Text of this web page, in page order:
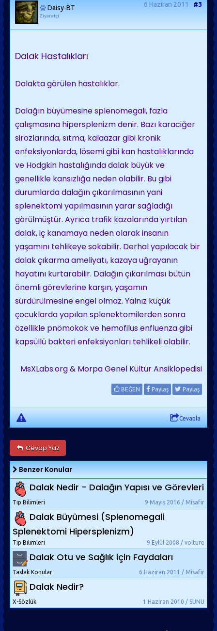
Daisy-BT
Ziyaretçi
6 Haziran 2011 #3
Dalak Hastalıkları
Dalakta görülen hastalıklar.
Dalağın büyümesine splenomegali, fazla
çalışmasına hipersplenizm denir. Bazı karaciğer
sirozlarında, sıtma, kalaazar gibi kronik
enfeksiyonlarda, lösemi gibi kan hastalıklarında
ve Hodgkin hastalığında dalak büyük ve
genellikle kansızlığa neden olabilir. Bu gibi
durumlarda dalağın çıkarılmasının yani
splenektomi yapılmasının yarar sağladığı
görülmüştür. Ayrıca trafik kazalarında yırtılan
dalak, iç kanamaya neden olarak insanın
yaşamını tehlikeye sokabilir. Derhal yapılacak bir
dalak çıkarma ameliyatı, kazaya uğrayanın
hayatını kurtarabilir. Dalağın çıkarılması bütün
önemli görevlerine karşın, yaşamın
sürdürülmesine engel olmaz. Yalnız küçük
çocuklarda yapılan splenektomilerden sonra
özellikle pnömokok ve hemofilus enfluenza gibi
kapsüllü bakteri enfeksiyonları tehlikeli olabilir.
MsXLabs.org & Morpa Genel Kültür Ansiklopedisi
BEĞEN Paylaş Paylaş
Cevapla
Cevap Yaz
Benzer Konular
Dalak Nedir - Dalağın Yapısı ve Görevleri
9 Mayıs 2016 / Misafir
Tıp Bilimleri
Dalak Büyümesi (Splenomegali
Splenektomi Hipersplenizm)
9 Eylül 2008 / volture
Tıp Bilimleri
Dalak Otu ve Sağlık için Faydaları
6 Haziran 2011 / Misafir
Taslak Konular
Dalak Nedir?
1 Haziran 2010 / SUNU
X-Sözlük